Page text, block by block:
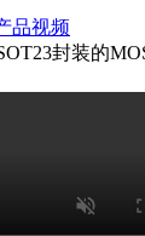
品视频
封装的